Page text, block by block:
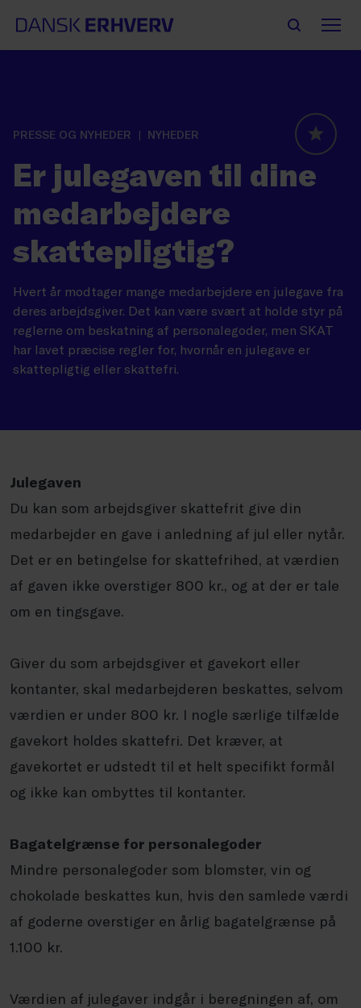
PRESSE OG NYHEDER
NYHEDER
Er julegaven til dine
medarbejdere
skattepligtig?
Hvert år modtager mange medarbejdere en julegave fra
deres arbejdsgiver. Det kan være svært at holde styr på
reglerne om beskatning af personalegoder, men SKAT
har lavet præcise regler for, hvornår en julegave er
skattepligtig eller skattefri.
Julegaven
Du kan som arbejdsgiver skattefrit give din
medarbejder en gave i anledning af jul eller nytår.
Det er en betingelse for skattefrihed, at værdien
af gaven ikke overstiger 800 kr., og at der er tale
om en tingsgave.
Giver du som arbejdsgiver et gavekort eller
kontanter, skal medarbejderen beskattes, selvom
værdien er under 800 kr. I nogle særlige tilfælde
gavekort holdes skattefri. Det kræver, at
gavekortet er udstedt til et helt specifikt formål
og ikke kan ombyttes til kontanter.
Bagatelgrænse for personalegoder
Mindre personalegoder som blomster, vin og
chokolade beskattes kun, hvis den samlede værdi
af goderne overstiger en årlig bagatelgrænse på
1.100 kr.
Værdien af julegaver indgår i beregningen af, om